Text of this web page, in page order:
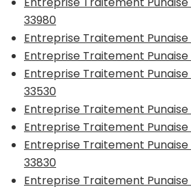
33980
Entreprise Traitement Punaise
Entreprise Traitement Punaise
Entreprise Traitement Punaise
33530
Entreprise Traitement Punaise
Entreprise Traitement Punaise
Entreprise Traitement
33830
Entreprise Traitement Punaise